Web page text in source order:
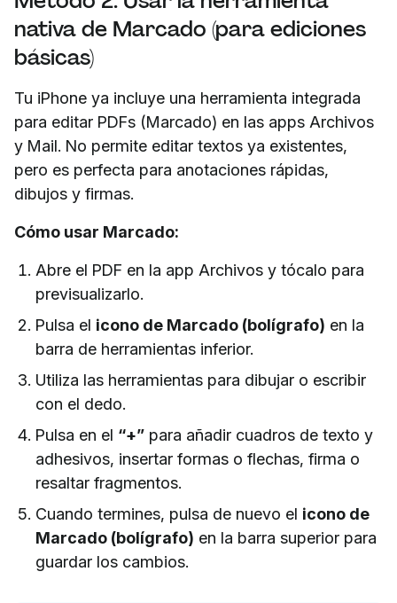
nativa de Marcado (para ediciones
básicas)
Tu iPhone ya incluye una herramienta integrada
para editar PDFs (Marcado) en las apps Archivos
y Mail. No permite editar textos ya existentes,
pero es perfecta para anotaciones rápidas,
dibujos y firmas.
Cómo usar Marcado:
Abre el PDF en la app Archivos y tócalo para
previsualizarlo.
Pulsa el icono de Marcado (bolígrafo) en la
barra de herramientas inferior.
Utiliza las herramientas para dibujar o escribir
con el dedo.
Pulsa en el “+” para añadir cuadros de texto y
adhesivos, insertar formas o flechas, firma o
resaltar fragmentos.
Cuando termines, pulsa de nuevo el icono de
Marcado (bolígrafo) en la barra superior para
guardar los cambios.